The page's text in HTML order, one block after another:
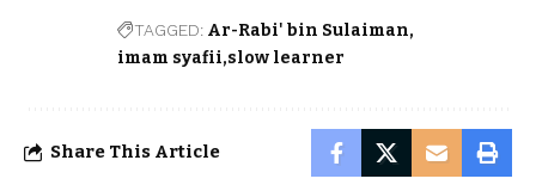
TAGGED: Ar-Rabi' bin Sulaiman
imam syafii slow learner
Share This Article